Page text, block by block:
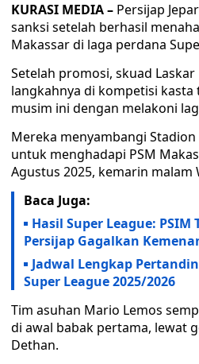
KURASI MEDIA – Persijap
sanksi setelah berhasil
Makassar di laga perdana
Setelah promosi, skuad
langkahnya di kompetisi
musim ini dengan melakoni
Mereka menyambangi Stadion
untuk menghadapi PSM
Agustus 2025, kemarin malam
Baca Juga:
Hasil Super League:
Persijap Gagalkan
Jadwal Lengkap
Super League 2025/2026
Tim asuhan Mario Lemos
di awal babak pertama, lewat
Dethan.